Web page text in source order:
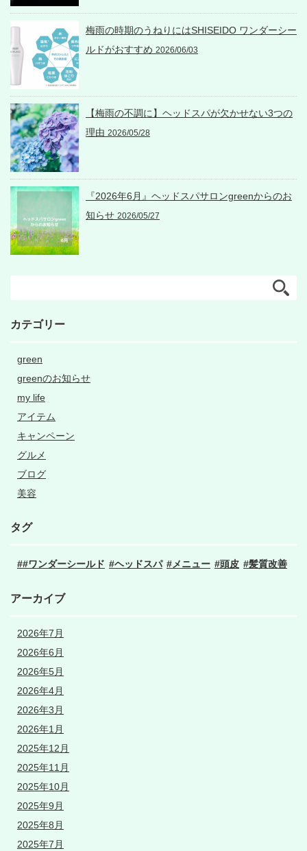
梅雨の時期のうねりにはSHISEIDO ワンダーシー
ルドがおすすめ 2026/06/03
【梅雨の不調に】ヘッドスパが欠かせない3つの
理由 2026/05/28
『2026年6月』ヘッドスパサロンgreenからのお
知らせ 2026/05/27
カテゴリー
green
greenのお知らせ
my life
アイテム
キャンペーン
グルメ
ブログ
美容
タグ
#ワンダーシールド ヘッドスパ メニュー 頭皮 髪質改善
アーカイブ
2026年7月
2026年6月
2026年5月
2026年4月
2026年3月
2026年1月
2025年12月
2025年11月
2025年10月
2025年9月
2025年8月
2025年7月